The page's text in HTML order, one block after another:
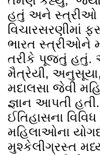
હતું અને સ્ત્રીઓ
વિચારસરણીમાં
ભારત સ્ત્રીઓને
તરીકે પૂજતું હતું.
મૈત્રેયી,
મદાલસા જેવી
જ્ઞાન આપતી
ઈતિહાસના
મહિલાઓના
મુશ્કેલીગ્રસ્ત